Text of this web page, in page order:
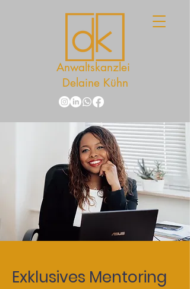
Anwaltskanzlei
Delaine Kühn
Exklusives Mentoring